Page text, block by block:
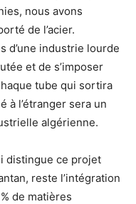
nous avons
de l’acier.
d’une industrie lourde
et de s’imposer
tube qui sortira
à l’étranger sera un
algérienne.
distingue ce projet
reste l’intégration
de matières